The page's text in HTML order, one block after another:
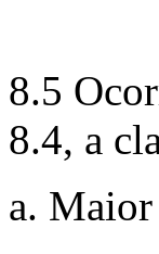
8.5
8.4, a
a.